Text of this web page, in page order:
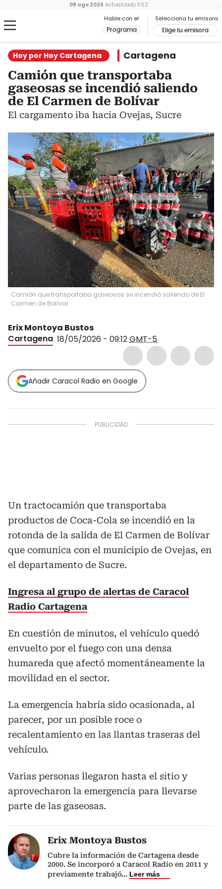
Hable con el
Programa
Selecciona tu emisora
Elige tu emisora
08 ago 2026 Actualizado 11:52
Hoy por Hoy Cartagena Cartagena
Camión que transportaba
gaseosas se incendió saliendo
de El Carmen de Bolívar
El cargamento iba hacia Ovejas, Sucre
Camión que transportaba gaseosas se incendió saliendo de El
Carmen de Bolívar
Erix Montoya Bustos
Cartagena 18/05/2026 - 09:12GMT-5
Añadir Caracol Radio en Google
Un tractocamión que transportaba
productos de Coca-Cola se incendió en la
rotonda de la salida de El Carmen de Bolívar
que comunica con el municipio de Ovejas, en
el departamento de Sucre.
Ingresa al grupo de alertas de Caracol
Radio Cartagena
En cuestión de minutos, el vehículo quedó
envuelto por el fuego con una densa
humareda que afectó momentáneamente la
movilidad en el sector.
La emergencia habría sido ocasionada, al
parecer, por un posible roce o
recalentamiento en las llantas traseras del
vehículo.
Varias personas llegaron hasta el sitio y
aprovecharon la emergencia para llevarse
parte de las gaseosas.
Erix Montoya Bustos
Cubre la información de Cartagena desde
2000. Se incorporó a Caracol Radio en 2011 y
previamente trabajó... Leer más